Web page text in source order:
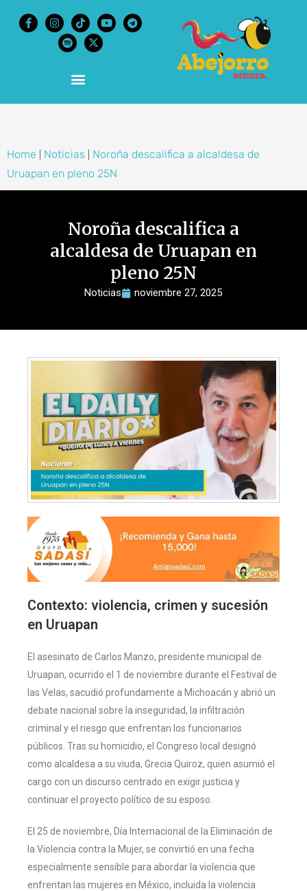
Home Noticias
Noroña descalifica a alcaldesa de
Uruapan en pleno 25N
Noroña descalifica a
alcaldesa de Uruapan en
pleno 25N
Noticias noviembre 27, 2025
Contexto: violencia, crimen y sucesión
en Uruapan
El asesinato de Carlos Manzo, presidente municipal de
Uruapan, ocurrido el 1 de noviembre durante el Festival de
las Velas, sacudió profundamente a Michoacán y abrió un
debate nacional sobre la inseguridad, la infiltración
criminal y el riesgo que enfrentan los funcionarios
públicos. Tras su homicidio, el Congreso local designó
como alcaldesa a su viuda, Grecia Quiroz, quien asumió el
cargo con un discurso centrado en exigir justicia y
continuar el proyecto político de su esposo.
El 25 de noviembre, Día Internacional de la Eliminación de
la Violencia contra la Mujer, se convirtió en una fecha
especialmente sensible para abordar la violencia que
enfrentan las mujeres en México, incluida la violencia